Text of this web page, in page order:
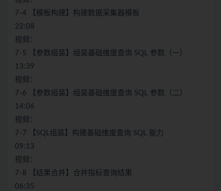
7-4 【模板构建】构建数据采集器模板
22:08
视频：
7-5 【参数组装】组装基础维度查询 SQL 参数（一）
13:39
视频：
7-6 【参数组装】组装基础维度查询 SQL 参数（二）
14:06
视频：
7-7 【SQL组装】构建基础维度查询 SQL 能力
09:13
视频：
7-8 【结果合并】合并指标查询结果
06:35